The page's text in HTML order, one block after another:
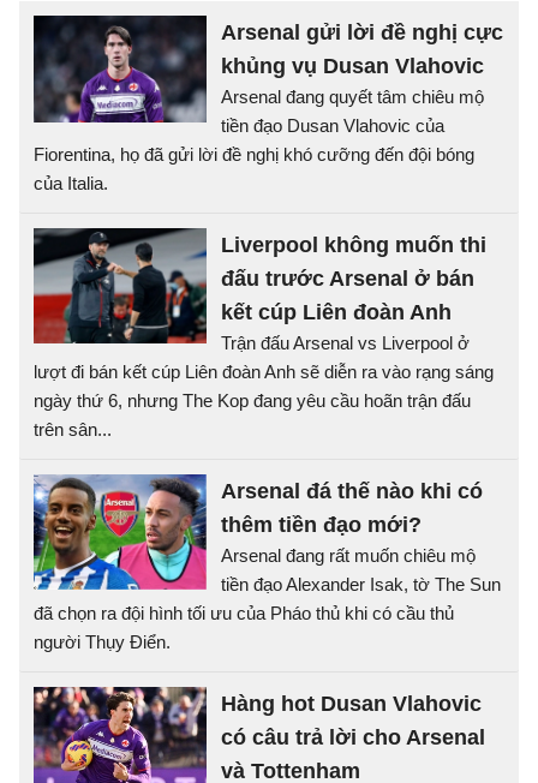
Arsenal gửi lời đề nghị cực
khủng vụ Dusan Vlahovic
Arsenal đang quyết tâm chiêu mộ
tiền đạo Dusan Vlahovic của
Fiorentina, họ đã gửi lời đề nghị khó cưỡng đến đội bóng
của Italia.
Liverpool không muốn thi
đấu trước Arsenal ở bán
kết cúp Liên đoàn Anh
Trận đấu Arsenal vs Liverpool ở
lượt đi bán kết cúp Liên đoàn Anh sẽ diễn ra vào rạng sáng
ngày thứ 6, nhưng The Kop đang yêu cầu hoãn trận đấu
trên sân...
Arsenal đá thế nào khi có
thêm tiền đạo mới?
Arsenal đang rất muốn chiêu mộ
tiền đạo Alexander Isak, tờ The Sun
đã chọn ra đội hình tối ưu của Pháo thủ khi có cầu thủ
người Thụy Điển.
Hàng hot Dusan Vlahovic
có câu trả lời cho Arsenal
và Tottenham